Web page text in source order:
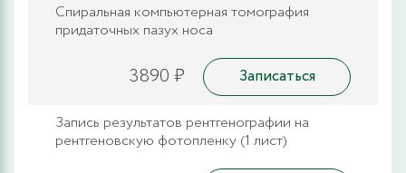
Спиральная компьютерная томография
придаточных пазух носа
3890 ₽ Записаться
Запись результатов рентгенографии на
рентгеновскую фотопленку (1 лист)